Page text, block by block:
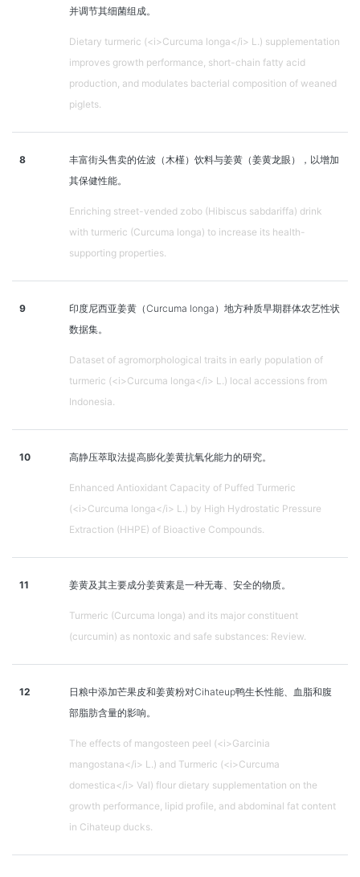
并调节其细菌组成。
Dietary turmeric (<i>Curcuma longa</i> L.) supplementation
improves growth performance, short-chain fatty acid
production, and modulates bacterial composition of weaned
piglets.
8
丰富街头售卖的佐波（木槿）饮料与姜黄（姜黄龙眼），以增加
其保健性能。
Enriching street-vended zobo (Hibiscus sabdariffa) drink
with turmeric (Curcuma longa) to increase its health-
supporting properties.
9
印度尼西亚姜黄（Curcuma longa）地方种质早期群体农艺性状
数据集。
Dataset of agromorphological traits in early population of
turmeric (<i>Curcuma longa</i> L.) local accessions from
Indonesia.
10 高静压萃取法提高膨化姜黄抗氧化能力的研究。
Enhanced Antioxidant Capacity of Puffed Turmeric
(<i>Curcuma longa</i> L.) by High Hydrostatic Pressure
Extraction (HHPE) of Bioactive Compounds.
11 姜黄及其主要成分姜黄素是一种无毒、安全的物质。
Turmeric (Curcuma longa) and its major constituent
(curcumin) as nontoxic and safe substances: Review.
12
日粮中添加芒果皮和姜黄粉对Cihateup鸭生长性能、血脂和腹
部脂肪含量的影响。
The effects of mangosteen peel (<i>Garcinia
mangostana</i> L.) and Turmeric (<i>Curcuma
domestica</i> Val) flour dietary supplementation on the
growth performance, lipid profile, and abdominal fat content
in Cihateup ducks.